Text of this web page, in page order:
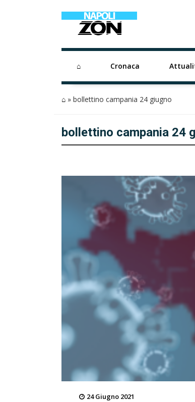
⌂ Cronaca
⌂ » bollettino campania 24 giugno
bollettino campania 24
24 Giugno 2021